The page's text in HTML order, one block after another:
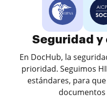
Seguridad
En DocHub, la
prioridad. Seguimos
estándares, para
documentos